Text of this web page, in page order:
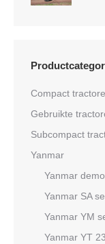
Compact
Gebruikte
Subcompact
Yanmar
Yanmar
Yanmar SA
Yanmar YM
Yanmar YT